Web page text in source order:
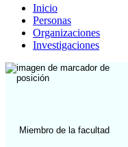
Inicio
Personas
Organizaciones
Investigaciones
Miembro de la facultad